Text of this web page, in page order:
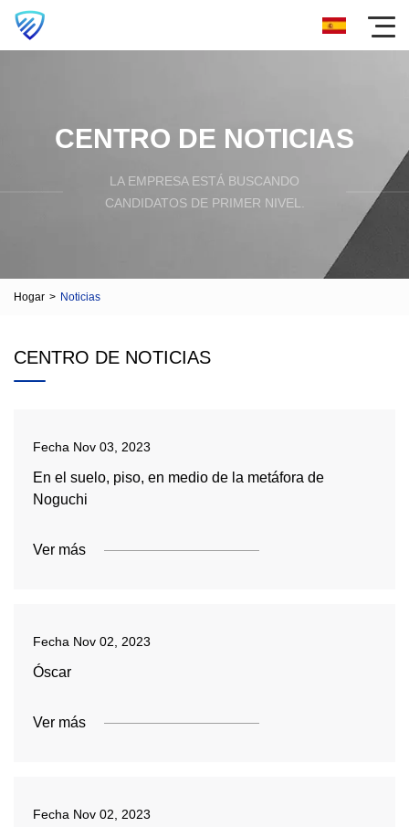
CENTRO DE NOTICIAS
LA EMPRESA ESTÁ BUSCANDO
CANDIDATOS DE PRIMER NIVEL.
Hogar > Noticias
CENTRO DE NOTICIAS
Fecha Nov 03, 2023
En el suelo, piso, en medio de la metáfora de
Noguchi
Ver más
Fecha Nov 02, 2023
Óscar
Ver más
Fecha Nov 02, 2023